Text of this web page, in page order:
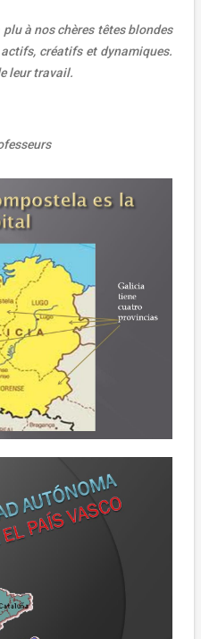
à nos chères têtes blondes
créatifs et dynamiques.
leur travail.